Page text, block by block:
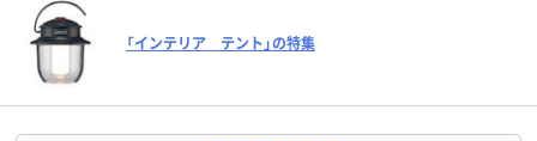
「インテリア テント」の特集